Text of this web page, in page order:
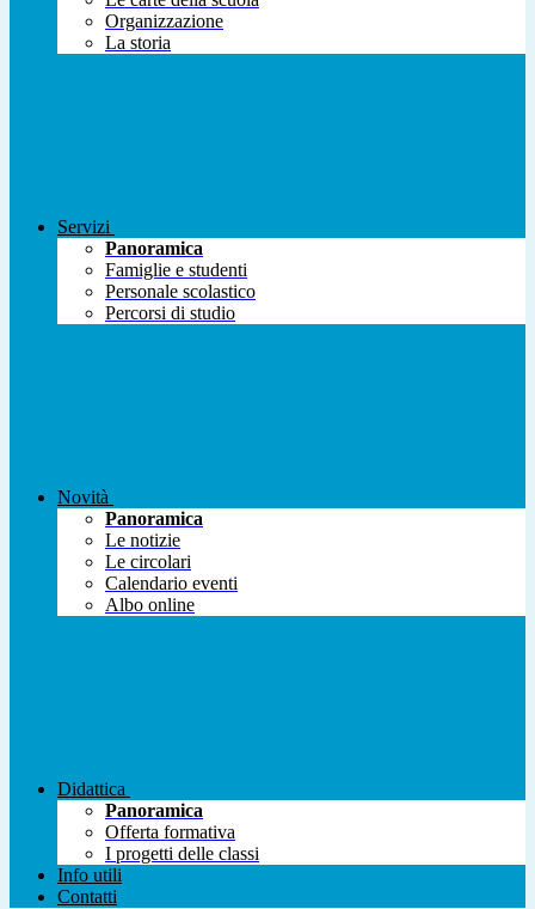
Organizzazione
La storia
Servizi
Panoramica
Famiglie e studenti
Personale scolastico
Percorsi di studio
Novità
Panoramica
Le notizie
Le circolari
Calendario eventi
Albo online
Didattica
Panoramica
Offerta formativa
I progetti delle classi
Info utili
Contatti